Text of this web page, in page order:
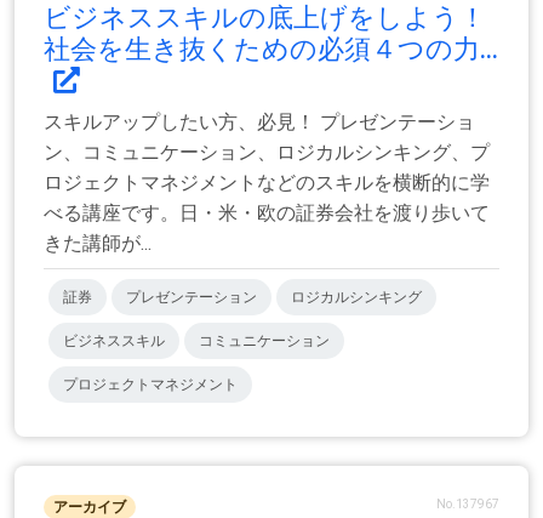
ビジネススキルの底上げをしよう！
社会を生き抜くための必須４つの力...
スキルアップしたい方、必見！ プレゼンテーショ
ン、コミュニケーション、ロジカルシンキング、プ
ロジェクトマネジメントなどのスキルを横断的に学
べる講座です。日・米・欧の証券会社を渡り歩いて
きた講師が...
証券 プレゼンテーション ロジカルシンキング
ビジネススキル コミュニケーション
プロジェクトマネジメント
アーカイブ No.137967